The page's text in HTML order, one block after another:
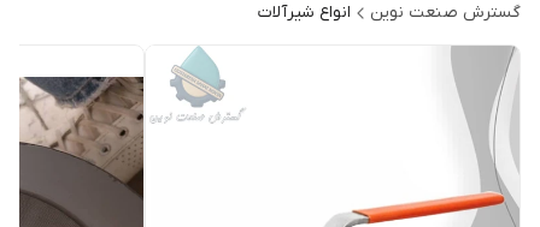
گسترش صنعت نوین انواع شیرآلات